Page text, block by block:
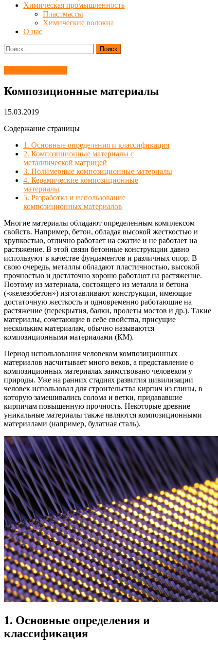
Химическая промышленность
Пластмассы
Химические волокна
О нас
Найти:
Композиционные материалы
15.03.2019
Содержание страницы
1. Основные определения и классификация
2. Композиционные материалы с
металлической матрицей
3. Полимерные композиционные материалы
4. Керамические композиционные
материалы
5. Разработка и использование
композиционных материалов
Многие материалы обладают определенным комплексом
свойств. Например, бетон, обладая высокой жесткостью и
хрупкостью, отлично работает на сжатие и не работает на
растяжение. В этой связи бетонные конструкции давно
используют в качестве фундаментов и различных опор. В
свою очередь, металлы обладают пластичностью, высокой
прочностью и достаточно хорошо работают на растяжение.
Поэтому из материала, состоящего из металла и бетона
(«железобетон») изготавливают конструкции, имеющие
достаточную жесткость и одновременно работающие на
растяжение (перекрытия, балки, пролеты мостов и др.). Такие
материалы, сочетающие в себе свойства, присущие
нескольким материалам, обычно называются
композиционными материалами (КМ).
Период использования человеком композиционных
материалов насчитывает много веков, а представление о
композиционных материалах заимствовано человеком у
природы. Уже на ранних стадиях развития цивилизации
человек использовал для строительства кирпич из глины, в
которую замешивались солома и ветки, придававшие
кирпичам повышенную прочность. Некоторые древние
уникальные материалы также являются композиционными
материалами (например, булатная сталь).
1. Основные определения и
классификация